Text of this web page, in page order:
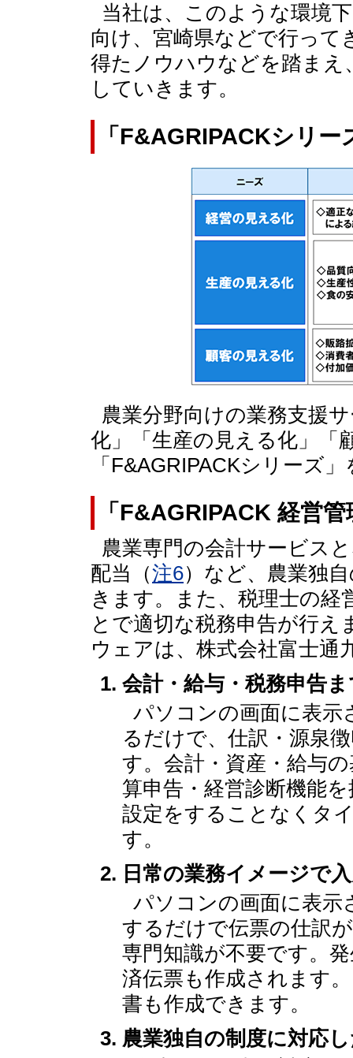
当社は、このような環境
向け、宮崎県などで行って
得たノウハウなどを踏ま
していきます。
「F&AGRIPACKシリー
農業分野向けの業務支援
化」「生産の見える化」「
「F&AGRIPACKシリーズ
「F&AGRIPACK 経営
農業専門の会計サービス
配当（注6）など、農業独
きます。また、税理士の
とで適切な税務申告が行
ウェアは、株式会社富士通
会計・給与・税務申告
パソコンの画面に表示
るだけで、仕訳・源泉
す。会計・資産・給与
算申告・経営診断機能
設定をすることなくタ
す。
日常の業務イメージで
パソコンの画面に表示
するだけで伝票の仕訳
専門知識が不要です。
済伝票も作成されます
書も作成できます。
農業独自の制度に対応